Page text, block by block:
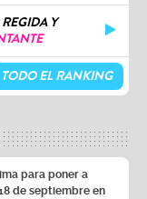
Y
TODO EL RANKING
para poner a
de septiembre en